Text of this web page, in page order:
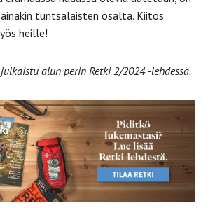
tuntsalaisten osalta. Kiitos
heille!
alun perin Retki 2/2024 -lehdessä.